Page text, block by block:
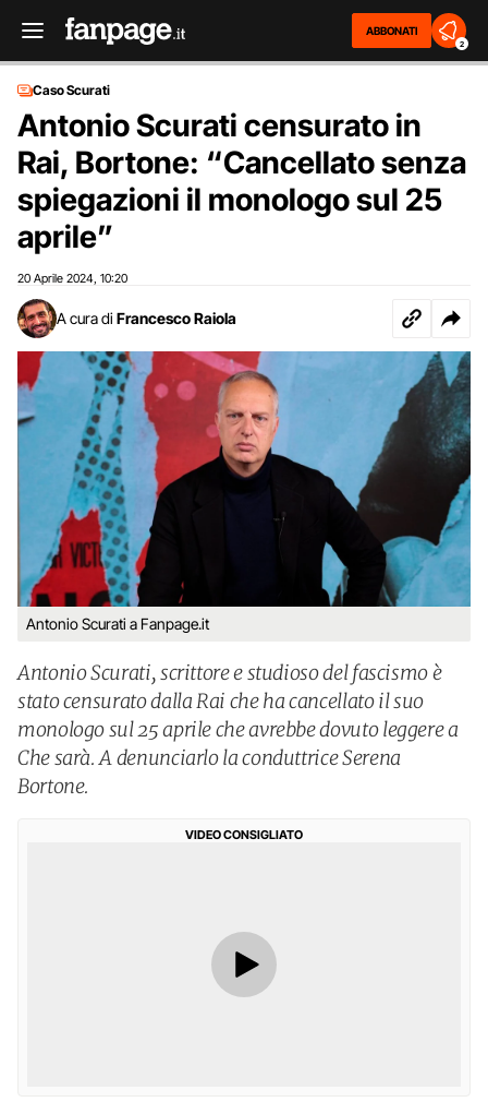
ABBONATI
2
Caso Scurati
Antonio Scurati censurato in
Rai, Bortone: “Cancellato senza
spiegazioni il monologo sul 25
aprile”
20 Aprile 2024 10:20
A cura di Francesco Raiola
Antonio Scurati a Fanpage.it
Antonio Scurati, scrittore e studioso del fascismo è
stato censurato dalla Rai che ha cancellato il suo
monologo sul 25 aprile che avrebbe dovuto leggere a
Che sarà. A denunciarlo la conduttrice Serena
Bortone.
VIDEO CONSIGLIATO